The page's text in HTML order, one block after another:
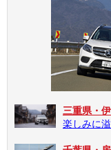
三重県・
楽しみに